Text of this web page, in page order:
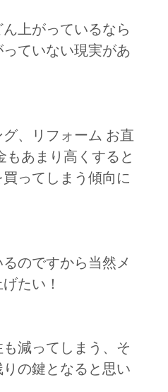
上がっているなら
ていない現実があ
、リフォーム お直
もあまり高くすると
ってしまう傾向に
のですから当然メ
たい！
減ってしまう、そ
の鍵となると思い